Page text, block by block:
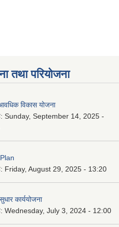
तथा परियोजना
विकास योजना
Sunday, September 14, 2025 -
Friday, August 29, 2025 - 13:20
कार्ययोजना
Wednesday, July 3, 2024 - 12:00